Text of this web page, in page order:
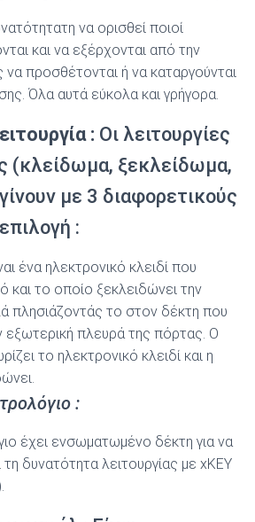
να ορισθεί ποιοί
και να εξέρχονται από την
προσθέτονται ή να καταργούνται
Όλα αυτά εύκολα και γρήγορα.
: Οι λειτουργίες
(κλείδωµα, ξεκλείδωµα,
µε 3 διαφορετικούς
:
ένα ηλεκτρονικό κλειδί που
και το οποίο ξεκλειδώνει την
πλησιάζοντάς το στον δέκτη που
εξωτερική πλευρά της πόρτας. Ο
το ηλεκτρονικό κλειδί και η
:
έχει ενσωµατωµένο δέκτη για να
δυνατότητα λειτουργίας µε xΚΕΥ